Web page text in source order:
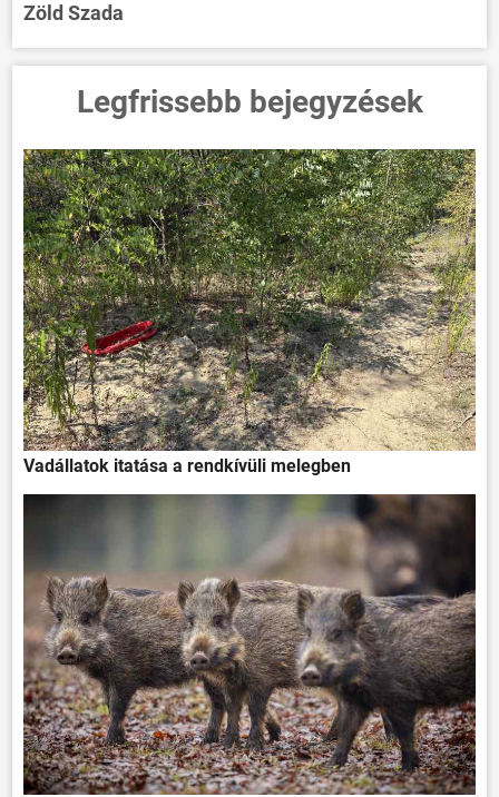
Zöld Szada
Legfrissebb bejegyzések
Vadállatok itatása a rendkívüli melegben